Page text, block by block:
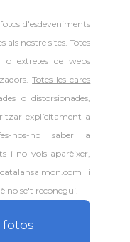
fotos d'esdeveniments
als nostre sites. Totes
o extretes de webs
Totes les cares
o distorsionades,
explícitament a
nos-ho saber a
i no vols aparèixer,
i
no se't reconegui.
fotos